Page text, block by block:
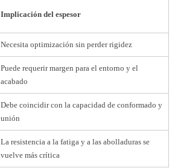
Implicación del espesor
Necesita optimización sin perder rigidez
Puede requerir margen para el entorno y el
acabado
Debe coincidir con la capacidad de conformado y
unión
La resistencia a la fatiga y a las abolladuras se
vuelve más crítica